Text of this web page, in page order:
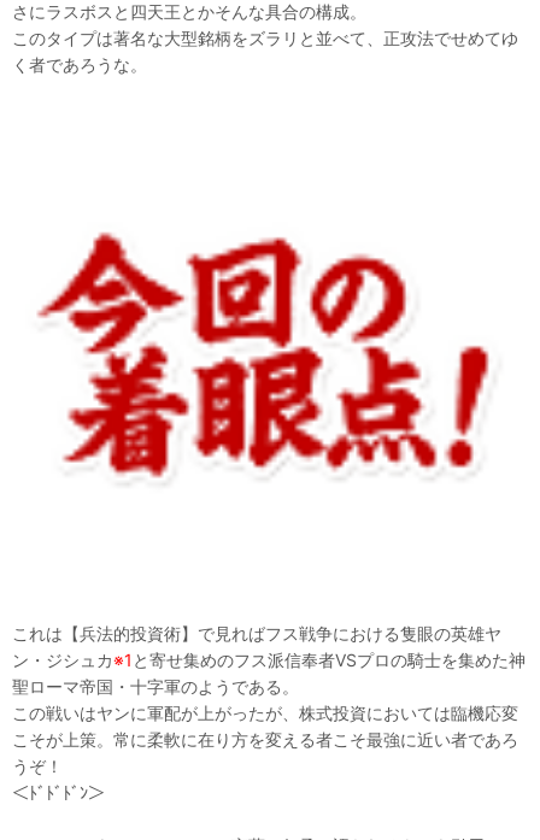
さにラスボスと四天王とかそんな具合の構成。
このタイプは著名な大型銘柄をズラリと並べて、正攻法でせめてゆ
く者であろうな。
これは【兵法的投資術】で見ればフス戦争における隻眼の英雄ヤ
ン・ジシュカ※1 と寄せ集めのフス派信奉者VSプロの騎士を集めた神
聖ローマ帝国・十字軍のようである。
この戦いはヤンに軍配が上がったが、株式投資においては臨機応変
こそが上策。常に柔軟に在り方を変える者こそ最強に近い者であろ
うぞ！
＜ﾄﾞﾄﾞﾄﾞﾝ＞